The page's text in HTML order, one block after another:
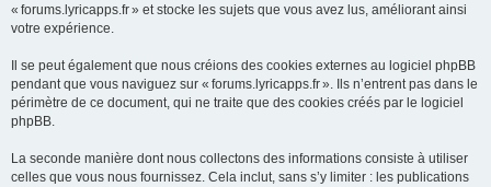
« forums.lyricapps.fr » et stocke les sujets que vous avez lus, améliorant ainsi
votre expérience.
Il se peut également que nous créions des cookies externes au logiciel phpBB
pendant que vous naviguez sur « forums.lyricapps.fr ». Ils n’entrent pas dans le
périmètre de ce document, qui ne traite que des cookies créés par le logiciel
phpBB.
La seconde manière dont nous collectons des informations consiste à utiliser
celles que vous nous fournissez. Cela inclut, sans s’y limiter : les publications